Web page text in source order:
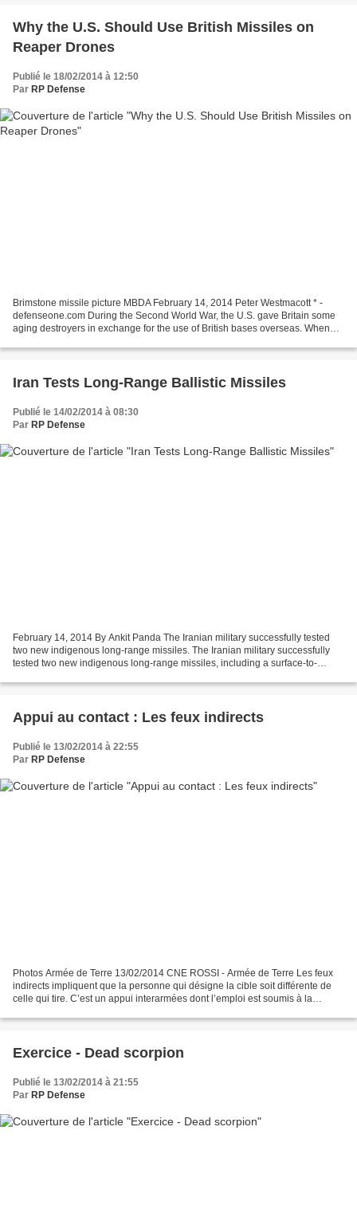
Why the U.S. Should Use British Missiles on
Reaper Drones
Publié le 18/02/2014 à 12:50
Par RP Defense
Brimstone missile picture MBDA February 14, 2014 Peter Westmacott * -
defenseone.com During the Second World War, the U.S. gave Britain some
aging destroyers in exchange for the use of British bases overseas. When
Iran Tests Long-Range Ballistic Missiles
Publié le 14/02/2014 à 08:30
Par RP Defense
February 14, 2014 By Ankit Panda The Iranian military successfully tested
two new indigenous long-range missiles. The Iranian military successfully
tested two new indigenous long-range missiles, including a surface-to-
Appui au contact : Les feux indirects
Publié le 13/02/2014 à 22:55
Par RP Defense
Photos Armée de Terre 13/02/2014 CNE ROSSI - Armée de Terre Les feux
indirects impliquent que la personne qui désigne la cible soit différente de
celle qui tire. C’est un appui interarmées dont l’emploi est soumis à la
Exercice - Dead scorpion
Publié le 13/02/2014 à 21:55
Par RP Defense